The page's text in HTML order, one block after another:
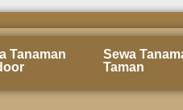
Tanaman
Sewa
Taman